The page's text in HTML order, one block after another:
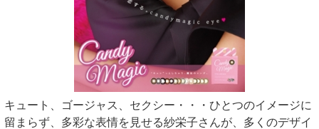
キュート、ゴージャス、セクシー・・・ひとつのイメージに
留まらず、多彩な表情を見せる紗栄子さんが、多くのデザイ